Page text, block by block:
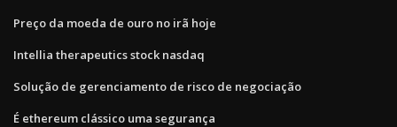
Preço da moeda de ouro no irã hoje
Intellia therapeutics stock nasdaq
Solução de gerenciamento de risco de negociação
É ethereum clássico uma segurança